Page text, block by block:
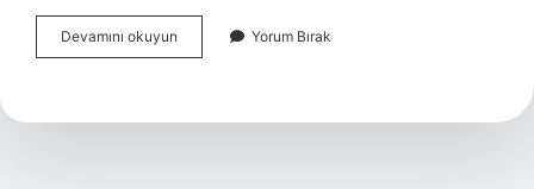
Devamını okuyun
Çökertme
Gider
Yorum Bırak